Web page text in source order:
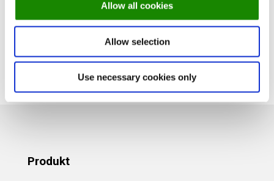
Allow all cookies
Allow selection
Use necessary cookies only
guider om restauranthelter.
Produkt